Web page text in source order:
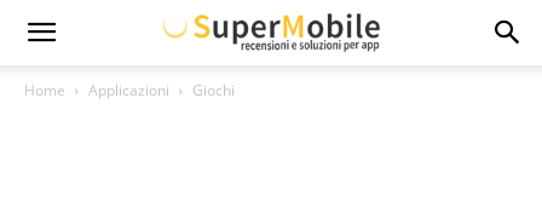
Super
Home Applicazioni Giochi